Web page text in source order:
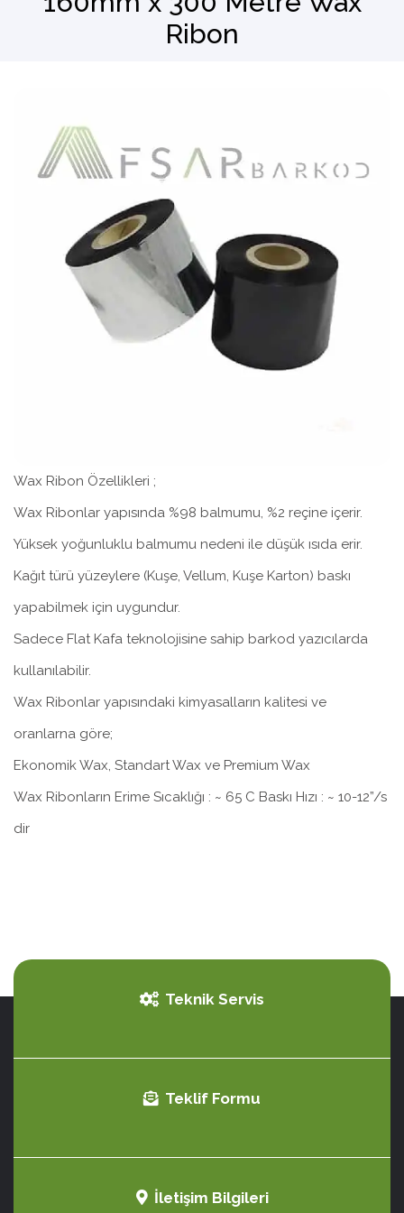
Ribon
Wax Ribon Özellikleri ;
Wax Ribonlar yapısında %98 balmumu, %2 reçine içerir.
Yüksek yoğunluklu balmumu nedeni ile düşük ısıda erir.
Kağıt türü yüzeylere (Kuşe, Vellum, Kuşe Karton) baskı
yapabilmek için uygundur.
Sadece Flat Kafa teknolojisine sahip barkod yazıcılarda
kullanılabilir.
Wax Ribonlar yapısındaki kimyasalların kalitesi ve
oranlarna göre;
Ekonomik Wax, Standart Wax ve Premium Wax
Wax Ribonların Erime Sıcaklığı : ~ 65 C Baskı Hızı : ~ 10-12”/s
dir
Teknik Servis
Teklif Formu
İletişim Bilgileri